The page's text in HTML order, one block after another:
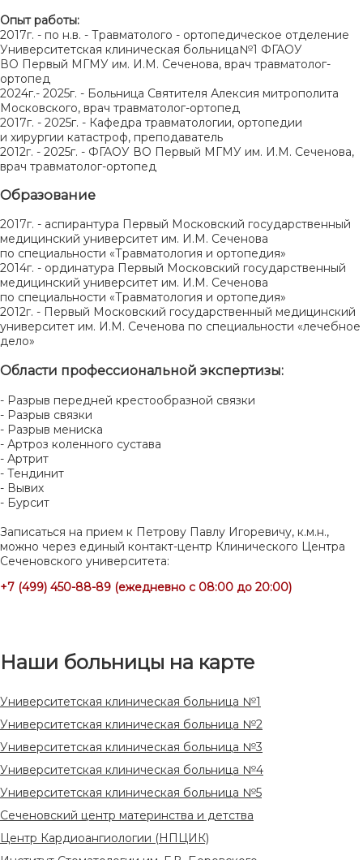
Опыт работы:
2017г. - по н.в. - Травматолого - ортопедическое отделение
Университетская клиническая больница№1 ФГАОУ
ВО Первый МГМУ им. И.М. Сеченова, врач травматолог-
ортопед
2024г.- 2025г. - Больница Святителя Алексия митрополита
Московского, врач травматолог-ортопед
2017г. - 2025г. - Кафедра травматологии, ортопедии
и хирургии катастроф, преподаватель
2012г. - 2025г. - ФГАОУ ВО Первый МГМУ им. И.М. Сеченова,
врач травматолог-ортопед
Образование
2017г. - аспирантура Первый Московский государственный
медицинский университет им. И.М. Сеченова
по специальности «Травматология и ортопедия»
2014г. - ординатура Первый Московский государственный
медицинский университет им. И.М. Сеченова
по специальности «Травматология и ортопедия»
2012г. - Первый Московский государственный медицинский
университет им. И.М. Сеченова по специальности «лечебное
дело»
Области профессиональной экспертизы:
- Разрыв передней крестообразной связки
- Разрыв связки
- Разрыв мениска
- Артроз коленного сустава
- Артрит
- Тендинит
- Вывих
- Бурсит
Записаться на прием к Петрову Павлу Игоревичу, к.м.н.,
можно через единый контакт-центр Клинического Центра
Сеченовского университета:
+7 (499) 450-88-89 (ежедневно с 08:00 до 20:00)
Наши больницы на карте
Университетская клиническая больница №1
Университетская клиническая больница №2
Университетская клиническая больница №3
Университетская клиническая больница №4
Университетская клиническая больница №5
Сеченовский центр материнства и детства
Центр Кардиоангиологии (НПЦИК)